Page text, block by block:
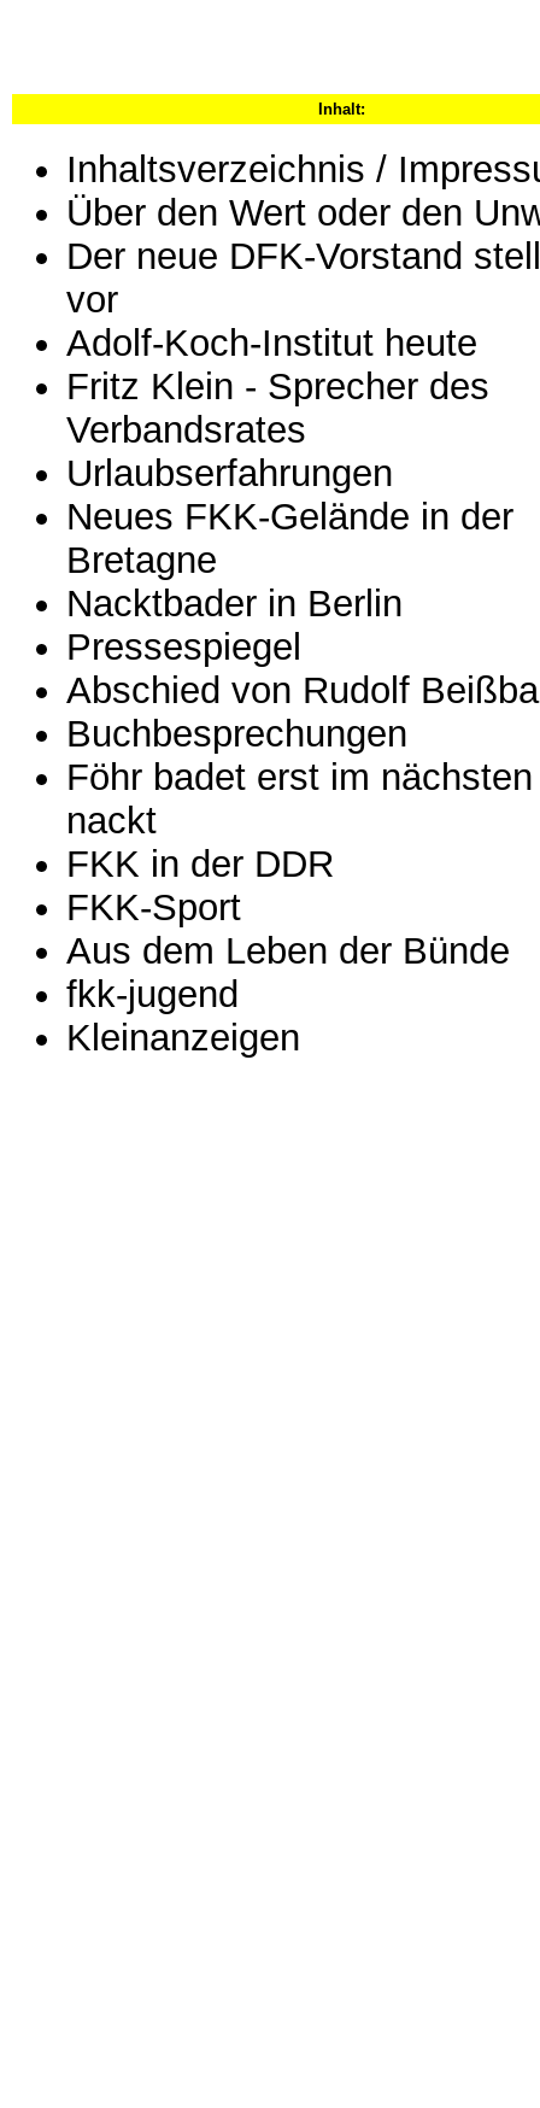
Inhalt:
Inhaltsverzeichnis /
Über den Wert oder den
Der neue DFK-Vorstand
vor
Adolf-Koch-Institut heute
Fritz Klein - Sprecher des
Verbandsrates
Urlaubserfahrungen
Neues FKK-Gelände in der
Bretagne
Nacktbader in Berlin
Pressespiegel
Abschied von Rudolf
Buchbesprechungen
Föhr badet erst im
nackt
FKK in der DDR
FKK-Sport
Aus dem Leben der Bünde
fkk-jugend
Kleinanzeigen